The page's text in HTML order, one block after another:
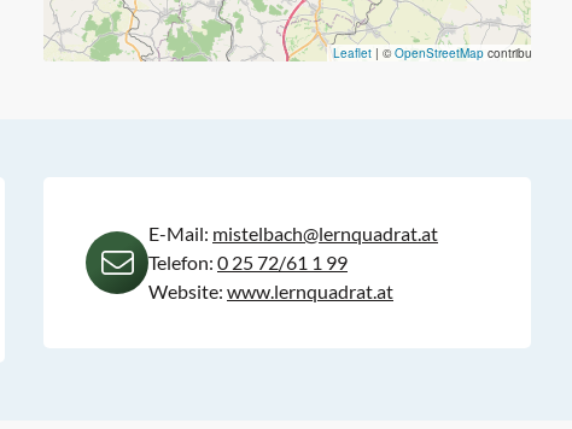
Leaflet | ©OpenStreetMap contributors
E-Mail: mistelbach@lernquadrat.at
Telefon: 0 25 72/61 1 99
Website: www.lernquadrat.at